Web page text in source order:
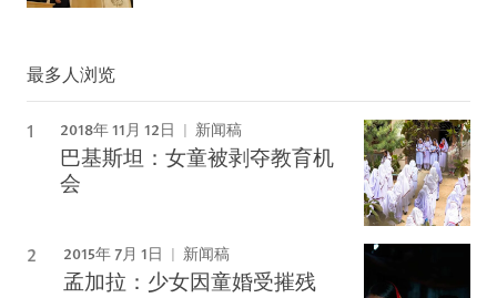
最多人浏览
2018年 11月 12日 新闻稿
巴基斯坦：女童被剥夺教育机
会
2015年 7月 1日 新闻稿
孟加拉：少女因童婚受摧残